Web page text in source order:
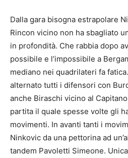
Dalla gara bisogna estrapolare
Rincon vicino non ha sbagliato
in profondità. Che rabbia dopo
possibile e l’impossibile a
mediano nei quadrilateri fa
alternato tutti i difensori con
anche Biraschi vicino al
partita il quale spesse volte gli
movimenti. In avanti tanti i
Ninkovic da una pettorina ad
tandem Pavoletti Simeone.